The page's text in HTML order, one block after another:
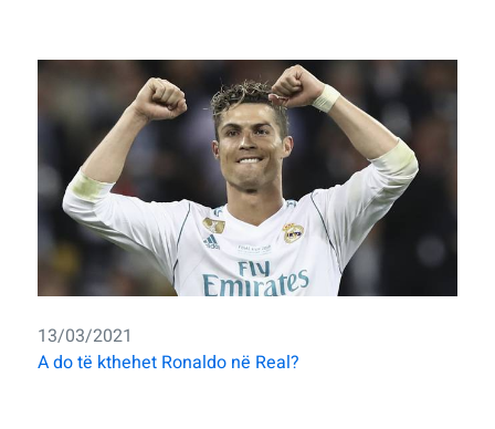
13/03/2021
A do të kthehet Ronaldo në Real?